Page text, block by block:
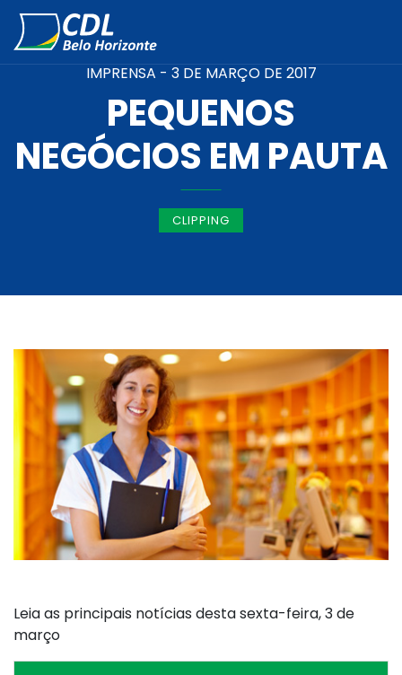
IMPRENSA - 3 DE MARÇO DE 2017
PEQUENOS
NEGÓCIOS EM PAUTA
CLIPPING
Leia as principais notícias desta sexta-feira, 3 de
março